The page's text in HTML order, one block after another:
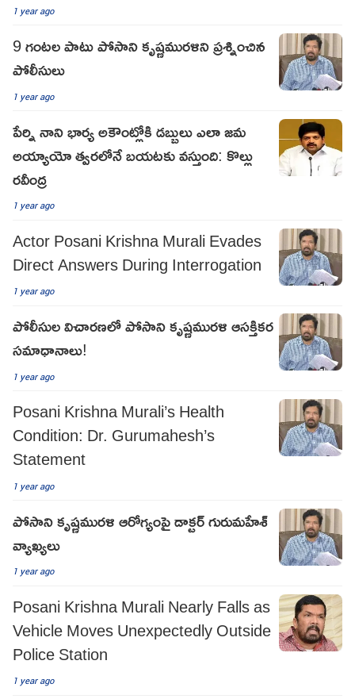
1 year ago
9 గంటల పాటు పోసాని కృష్ణమురళిని ప్రశ్నించిన
పోలీసులు
1 year ago
పేర్ని నాని భార్య అకౌంట్లోకి డబ్బులు ఎలా జమ
అయ్యాయో త్వరలోనే బయటకు వస్తుంది: కొల్లు
రవీంద్ర
1 year ago
Actor Posani Krishna Murali Evades
Direct Answers During Interrogation
1 year ago
పోలీసుల విచారణలో పోసాని కృష్ణమురళి ఆసక్తికర
సమాధానాలు!
1 year ago
Posani Krishna Murali’s Health
Condition: Dr. Gurumahesh’s
Statement
1 year ago
పోసాని కృష్ణమురళి ఆరోగ్యంపై డాక్టర్ గురుమహేశ్
వ్యాఖ్యలు
1 year ago
Posani Krishna Murali Nearly Falls as
Vehicle Moves Unexpectedly Outside
Police Station
1 year ago